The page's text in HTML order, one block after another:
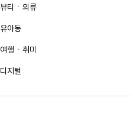
뷰티ㆍ의류
유아동
여행ㆍ취미
디지털